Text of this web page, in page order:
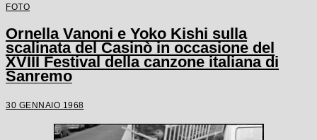
FOTO
Ornella Vanoni e Yoko Kishi sulla
scalinata del Casinò in occasione del
XVIII Festival della canzone italiana di
Sanremo
30 GENNAIO 1968